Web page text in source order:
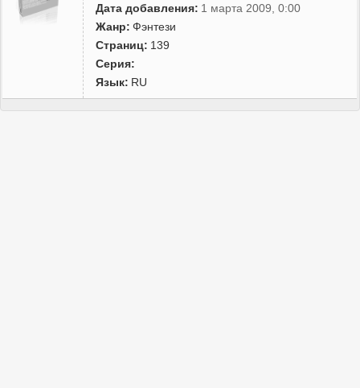
Дата добавления: 1 марта 2009, 0:00
Жанр: Фэнтези
Страниц: 139
Серия:
Язык: RU